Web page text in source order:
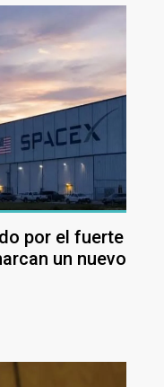
por el fuerte
un nuevo